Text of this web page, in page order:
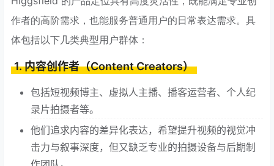
作者的高阶需求，也能服务普通用户的日常表达需求。具
体包括以下几类典型用户群体：
1. 内容创作者（Content Creators）
包括短视频博主、虚拟人主播、播客运营者、个人纪
录片拍摄者等。
他们追求内容的差异化表达，希望提升视频的视觉冲
击力与叙事深度，但又缺乏专业的拍摄设备与后期制